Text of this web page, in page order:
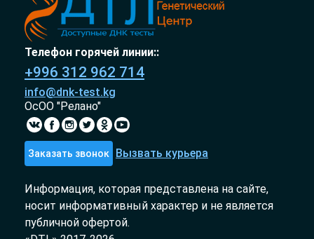
Телефон горячей линии::
+996 312 962 714
info@dnk-test.kg
ОсОО "Релано"
Заказать звонок Вызвать курьера
Информация, которая представлена на сайте,
носит информативный характер и не является
публичной офертой.